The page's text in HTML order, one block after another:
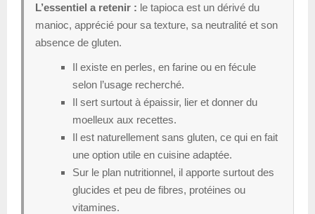
L’essentiel a retenir : le tapioca est un dérivé du
manioc, apprécié pour sa texture, sa neutralité et son
absence de gluten.
Il existe en perles, en farine ou en fécule
selon l’usage recherché.
Il sert surtout à épaissir, lier et donner du
moelleux aux recettes.
Il est naturellement sans gluten, ce qui en fait
une option utile en cuisine adaptée.
Sur le plan nutritionnel, il apporte surtout des
glucides et peu de fibres, protéines ou
vitamines.